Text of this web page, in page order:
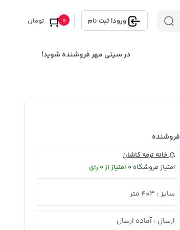
ورود| ثبت نام تومان 0
در سیتی مهر فروشنده شوید!
فروشنده
خانه ترمه کاشان
امتیاز فروشگاه0 امتیاز از 0 رای
سایز : 3×4 متر
ارسال :آماده ارسال